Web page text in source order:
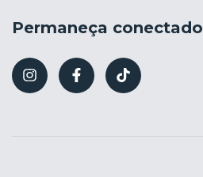
Permaneça conectado